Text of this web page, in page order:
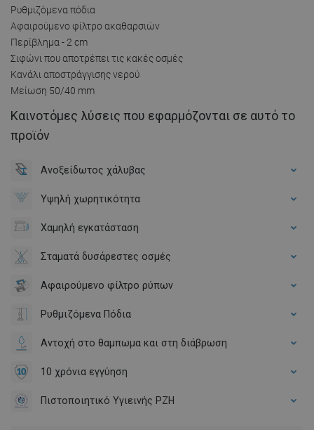
Ρυθμιζόμενα πόδια
Αφαιρούμενο φίλτρο ακαθαρσιών
Περίβλημα - 2 cm
Σιφώνι που αποτρέπει τις κακές οσμές
Κανάλι αποστράγγισης νερού
Μείωση 50/40 mm
Καινοτόμες λύσεις που εφαρμόζονται σε αυτό το
προϊόν
Ανοξείδωτος χάλυβας
Υψηλή χωρητικότητα
Χαμηλή εγκατάσταση
Σταματά δυσάρεστες οσμές
Αφαιρούμενο φίλτρο ρύπων
Ρυθμιζόμενα Πόδια
Αντοχή στο θαμπωμα και στη διάβρωση
10 χρόνια εγγύηση
Πιστοποιητικό Υγιεινής PZH